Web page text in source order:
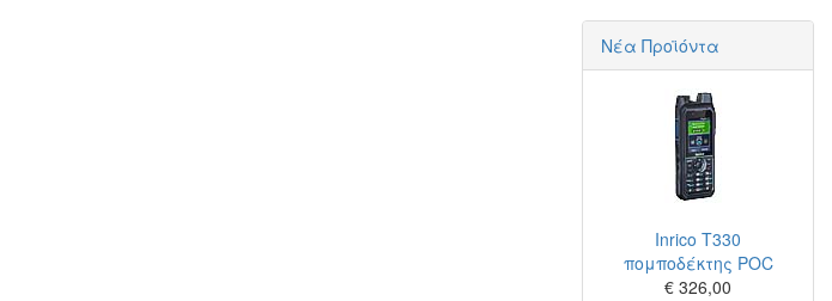
Νέα Προϊόντα
Inrico T330
πομποδέκτης POC
€ 326,00